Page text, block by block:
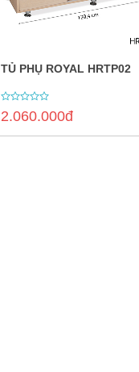
TỦ PHỤ ROYAL HRTP02
0
out
2.060.000đ